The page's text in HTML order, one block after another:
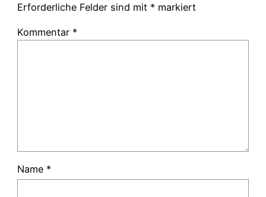
Erforderliche Felder sind mit * markiert
Kommentar *
Name *